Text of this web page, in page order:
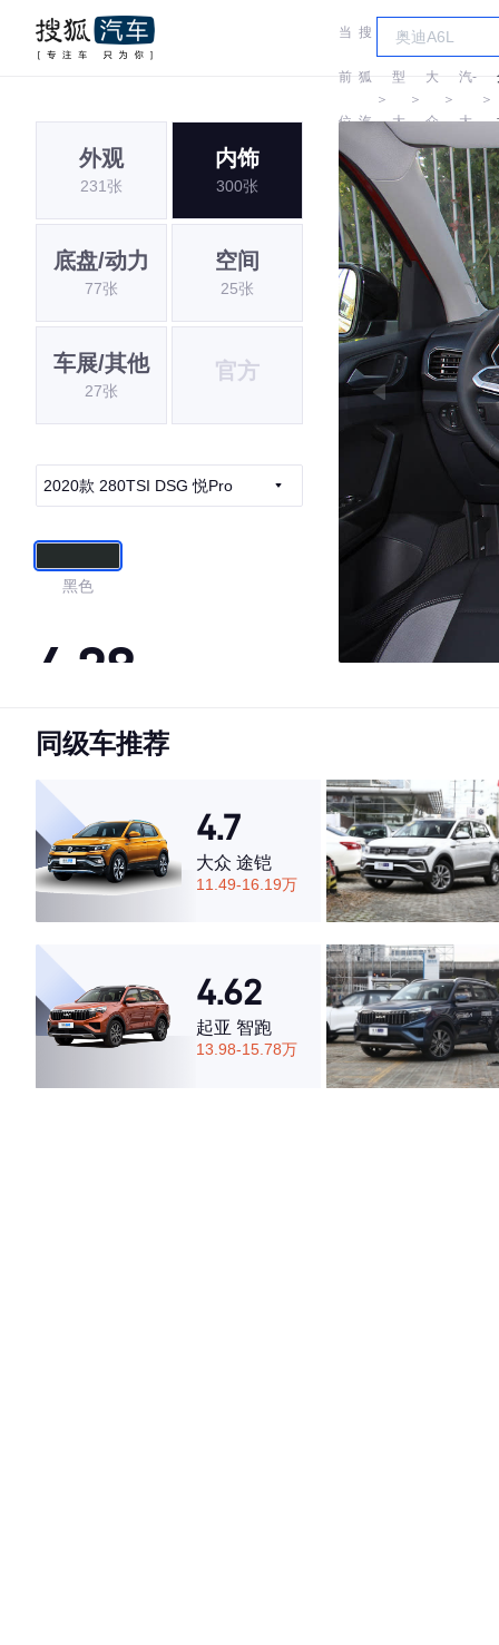
当
前
位
置:
搜
狐
汽
车
＞
车
型
大
＞
大
众
＞
汽-
大
众
＞
外观
231张
内饰
300张
底盘/动力
77张
空间
25张
车展/其他
27张
官方
2020款 280TSI DSG 悦Pro
黑色
4.28
·外观表现一般，低于73%同级车
·空间表现一般，低于77%同级车
同级车推荐
4.7
大众 途铠
11.49-16.19万
4.62
起亚 智跑
13.98-15.78万